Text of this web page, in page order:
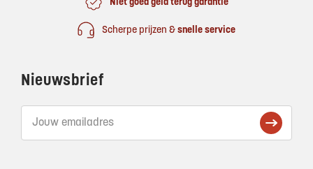
Niet goed geld terug garantie
Scherpe prijzen & snelle service
Nieuwsbrief